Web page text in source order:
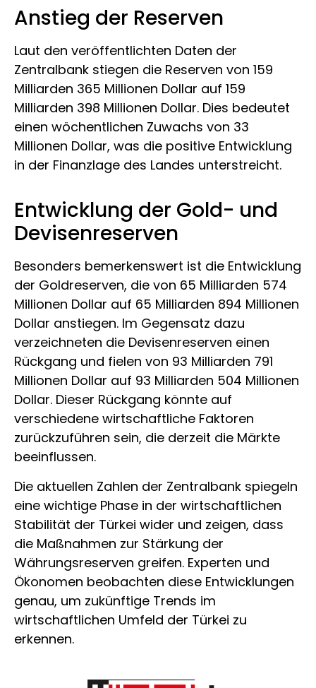
Anstieg der Reserven
Laut den veröffentlichten Daten der
Zentralbank stiegen die Reserven von 159
Milliarden 365 Millionen Dollar auf 159
Milliarden 398 Millionen Dollar. Dies bedeutet
einen wöchentlichen Zuwachs von 33
Millionen Dollar, was die positive Entwicklung
in der Finanzlage des Landes unterstreicht.
Entwicklung der Gold- und
Devisenreserven
Besonders bemerkenswert ist die Entwicklung
der Goldreserven, die von 65 Milliarden 574
Millionen Dollar auf 65 Milliarden 894 Millionen
Dollar anstiegen. Im Gegensatz dazu
verzeichneten die Devisenreserven einen
Rückgang und fielen von 93 Milliarden 791
Millionen Dollar auf 93 Milliarden 504 Millionen
Dollar. Dieser Rückgang könnte auf
verschiedene wirtschaftliche Faktoren
zurückzuführen sein, die derzeit die Märkte
beeinflussen.
Die aktuellen Zahlen der Zentralbank spiegeln
eine wichtige Phase in der wirtschaftlichen
Stabilität der Türkei wider und zeigen, dass
die Maßnahmen zur Stärkung der
Währungsreserven greifen. Experten und
Ökonomen beobachten diese Entwicklungen
genau, um zukünftige Trends im
wirtschaftlichen Umfeld der Türkei zu
erkennen.